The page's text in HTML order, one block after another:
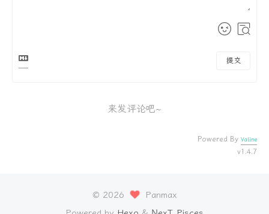
提交
来发评论吧~
Powered By Valine
v1.4.7
© 2026
Panmax